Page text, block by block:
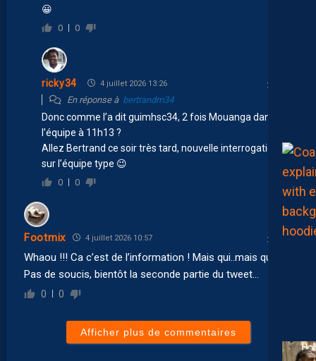
😀
0 0
ricky34 4 juillet 2026 13:26
En réponse à bertrandm34
Donc comme l’a dit guimhsc34, 2 fois Mouanga dans
l’équipe à 11h13 ?
Allez Bertrand ce soir très tard, nouvelle interrogation
sur l’équipe type 😉
0 0
Footmix 4 juillet 2026 10:57
Whaou !!! Ca c’est de l’information ! Mais qui..mais qui…?
Pas de soucis, bientôt la seconde partie du tweet…
0 0
Afficher plus de commentaires